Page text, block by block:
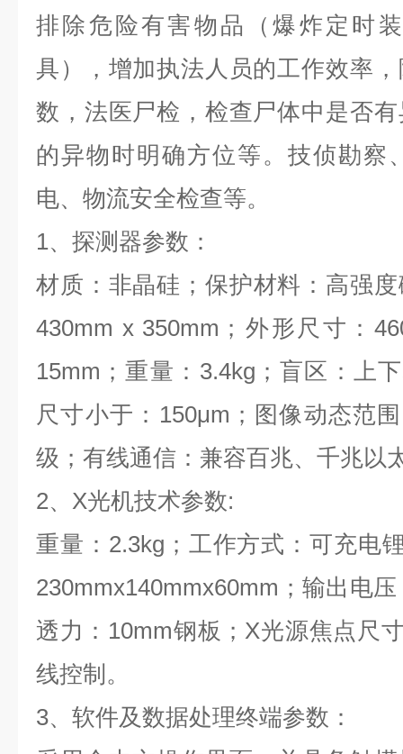
排除危险有害物品（爆炸定时
具），增加执法人员的工作效率
数，法医尸检，检查尸体中是否
的异物时明确方位等。技侦勘察
电、物流安全检查等。
1、探测器参数：
材质：非晶硅；保护材料：高强
430mm x 350mm；外形尺寸：
15mm；重量：3.4kg；盲区：上
尺寸小于：150μm；图像动态范
级；有线通信：兼容百兆、千兆以
2、X光机技术参数:
重量：2.3kg；工作方式：可充电
230mmx140mmx60mm；输出电
透力：10mm钢板；X光源焦点尺
线控制。
3、软件及数据处理终端参数：